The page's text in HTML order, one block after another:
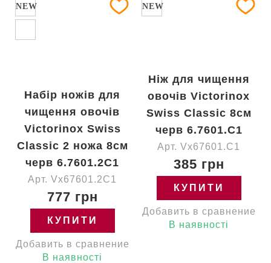
NEW
Набір ножів для
чищення овочів
Victorinox Swiss
Classic 2 ножа 8см
черв 6.7601.2C1
Арт. Vx67601.2C1
777 грн
КУПИТИ
Добавить в сравнение
В наявності
NEW
Ніж для чищення
овочів Victorinox
Swiss Classic 8см
черв 6.7601.C1
Арт. Vx67601.C1
385 грн
КУПИТИ
Добавить в сравнение
В наявності